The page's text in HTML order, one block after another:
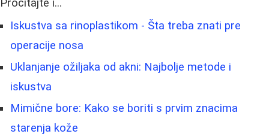
Pročitajte i...
Iskustva sa rinoplastikom - Šta treba znati pre
operacije nosa
Uklanjanje ožiljaka od akni: Najbolje metode i
iskustva
Mimične bore: Kako se boriti s prvim znacima
starenja kože